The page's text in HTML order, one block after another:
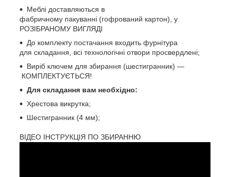
Меблі доставляються в
фабричному пакуванні (гофрований картон), у
РОЗІБРАНОМУ ВИГЛЯДІ
До комплекту постачання входить фурнітура
для складання, всі технологічні отвори просвердлені;
Виріб ключем для збирання (шестигранник) —
КОМПЛЕКТУЄТЬСЯ!
Для складання вам необхідно:
Хрестова викрутка;
Шестигранник (4 мм);
ВІДЕО ІНСТРУКЦІЯ ПО ЗБИРАННЮ